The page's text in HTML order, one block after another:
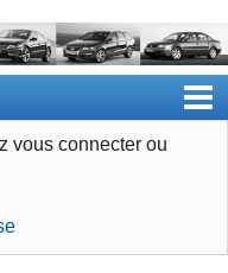
vous connecter ou